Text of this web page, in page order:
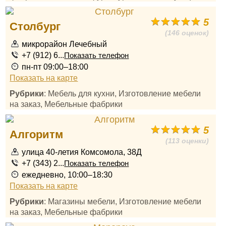
5
(146 оценок)
Столбург
микрорайон Лечебный
+7 (912) 6...Показать телефон
пн-пт 09:00–18:00
Показать на карте
Рубрики: Мебель для кухни, Изготовление мебели
на заказ, Мебельные фабрики
5
(113 оценки)
Алгоритм
улица 40-летия Комсомола, 38Д
+7 (343) 2...Показать телефон
ежедневно, 10:00–18:30
Показать на карте
Рубрики: Магазины мебели, Изготовление мебели
на заказ, Мебельные фабрики